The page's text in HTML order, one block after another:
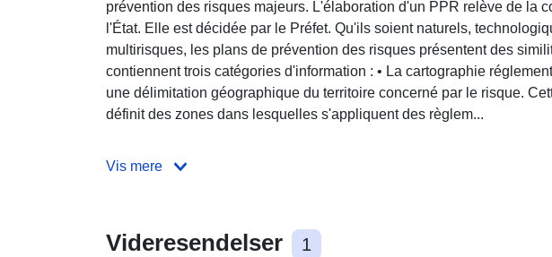
prévention des risques majeurs. L'élaboration d'un PPR relève de la
l'État. Elle est décidée par le Préfet. Qu'ils soient naturels,
multirisques, les plans de prévention des risques présentent des
contiennent trois catégories d'information : • La cartographie
une délimitation géographique du territoire concerné par le risque.
définit des zones dans lesquelles s'appliquent des règlem...
Vis mere
Videresendelser 1